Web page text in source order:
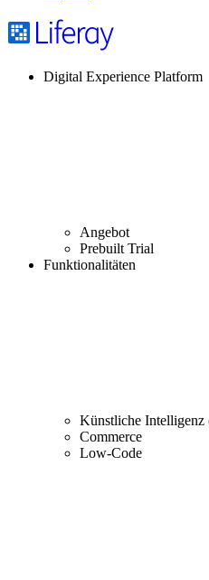
Digital Experience Platform
Angebot
Prebuilt Trial
Funktionalitäten
Künstliche
Commerce
Low-Code